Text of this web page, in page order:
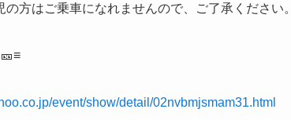
の方はご乗車になれませんので、ご了承ください。
event/show/detail/02nvbmjsmam31.html